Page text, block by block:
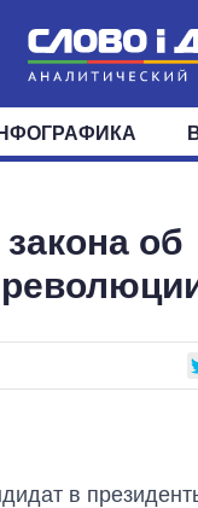
ЭКОНОМИКА
КОМИТЕТЫоб
в